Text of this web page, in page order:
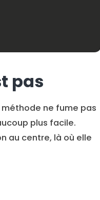
pas
ne fume pas
plus facile.
au centre, là où elle